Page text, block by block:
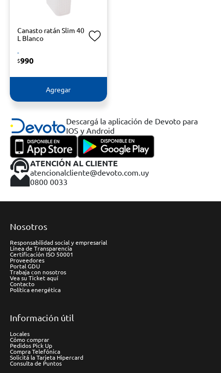
Canasto ratán Slim 40
L Blanco
-
$990
Agregar
Descargá la aplicación de Devoto para
IOS y Android
ATENCIÓN AL CLIENTE
atencionalcliente@devoto.com.uy
0800 0033
Nosotros
Responsabilidad social y empresarial
Línea de Transparencia
Certificación ISO 50001
Proveedores
Portal GDU
Trabaja con nosotros
Vea su Ticket aquí
Contacto
Política energética
Información útil
Locales
Cómo comprar
Pedidos Pick Up
Compra Telefónica
Solicitá la Tarjeta Hipercard
Consulta de Puntos